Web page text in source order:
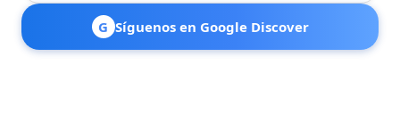
G Síguenos en Google Discover